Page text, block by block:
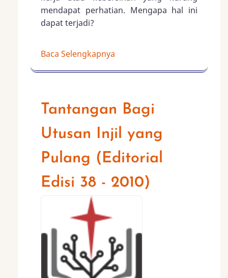
mendapat perhatian. Mengapa hal ini
dapat terjadi?
Baca Selengkapnya
Tantangan Bagi
Utusan Injil yang
Pulang (Editorial
Edisi 38 - 2010)